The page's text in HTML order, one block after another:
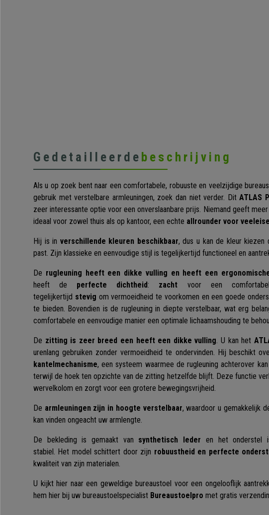
Gedetailleerde beschrijving
Als u op zoek bent naar een comfortabele, robuuste en veelzijdige
gebruik met verstelbare armleuningen, zoek dan niet verder. DitATLAS
zeer interessante optie voor een onverslaanbare prijs. Niemand geeft
ideaal voor zowel thuis als op kantoor, een echte allrounder voor
Hij is in verschillende kleuren beschikbaar, dus u kan de kleur
past. Zijn klassieke en eenvoudige stijl is tegelijkertijd functioneel en
De rugleuning heeft een dikke vulling en heeft een
heeft de perfecte dichtheid: zacht voor een
tegelijkertijd stevig om vermoeidheid te voorkomen en een goede
te bieden. Bovendien is de rugleuning in diepte verstelbaar, wat erg
comfortabele en eenvoudige manier een optimale lichaamshouding te
De zitting is zeer breed een heeft een dikke vulling. U kan het
urenlang gebruiken zonder vermoeidheid te ondervinden. Hij beschikt
kantelmechanisme, een systeem waarmee de rugleuning achterover
terwijl de hoek ten opzichte van de zitting hetzelfde blijft. Deze functie
wervelkolom en zorgt voor een grotere bewegingsvrijheid.
De armleuningen zijn in hoogte verstelbaar, waardoor u gemakkelijk
kan vinden ongeacht uw armlengte.
De bekleding is gemaakt van synthetisch leder en het onderstel
stabiel. Het model schittert door zijn robuustheid en perfecte
kwaliteit van zijn materialen.
U kijkt hier naar een geweldige bureaustoel voor een ongelooflijk
hem hier bij uw bureaustoelspecialist Bureaustoelpro met gratis